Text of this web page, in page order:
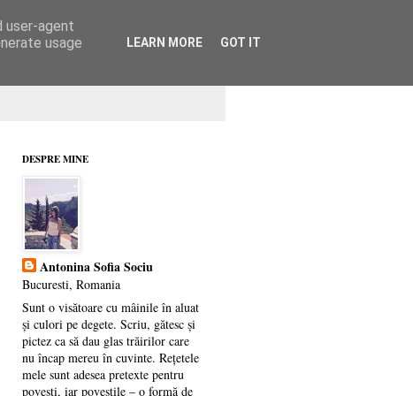
DESPRE MINE
Antonina Sofia Sociu
Bucuresti, Romania
Sunt o visătoare cu mâinile în aluat
și culori pe degete. Scriu, gătesc și
pictez ca să dau glas trăirilor care
nu încap mereu în cuvinte. Rețetele
mele sunt adesea pretexte pentru
povești, iar poveștile – o formă de
user-agent
usage
LEARN MORE GOT IT